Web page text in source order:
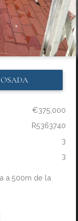
€375,000
R5363740
3
3
a 500m de la